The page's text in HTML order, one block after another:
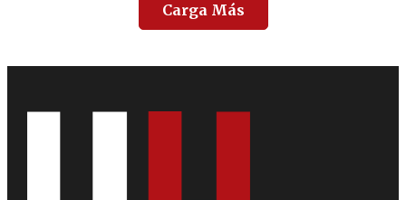
Carga Más